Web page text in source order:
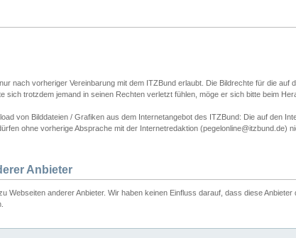
nach vorheriger Vereinbarung mit dem ITZBund erlaubt. Die Bildrechte für die auf
sich trotzdem jemand in seinen Rechten verletzt fühlen, möge er sich bitte beim
von Bilddateien / Grafiken aus dem Internetangebot des ITZBund: Die auf den
ohne vorherige Absprache mit der Internetredaktion (pegelonline@itzbund.de)
Anbieter
Webseiten anderer Anbieter. Wir haben keinen Einfluss darauf, dass diese Anbieter